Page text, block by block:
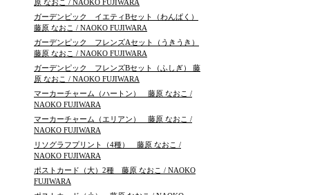
原 なおこ / NAOKO FUJIWARA
ガーデンピック イエティBセット（わんぱく）
藤原 なおこ / NAOKO FUJIWARA
ガーデンピック フレンズAセット（うきうき）
藤原 なおこ / NAOKO FUJIWARA
ガーデンピック フレンズBセット（ふしぎ） 藤
原 なおこ / NAOKO FUJIWARA
マーカーチャーム（ハートン） 藤原 なおこ /
NAOKO FUJIWARA
マーカーチャーム（エリアン） 藤原 なおこ /
NAOKO FUJIWARA
リソグラフプリント（4種） 藤原 なおこ /
NAOKO FUJIWARA
ポストカード（大）2種 藤原 なおこ / NAOKO
FUJIWARA